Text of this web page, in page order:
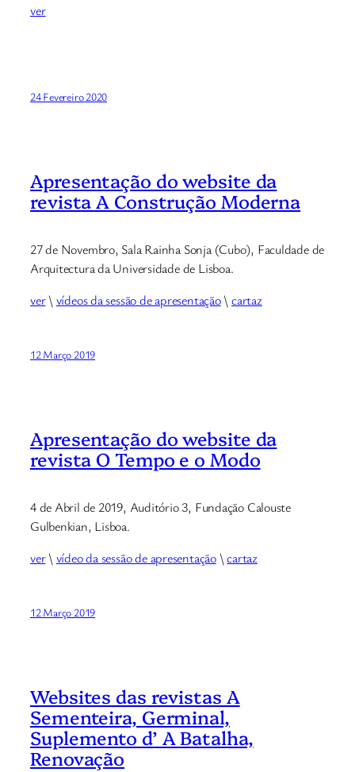
ver
24 Fevereiro 2020
Apresentação do website da
revista A Construção Moderna
27 de Novembro, Sala Rainha Sonja (Cubo), Faculdade de
Arquitectura da Universidade de Lisboa.
ver\ vídeos da sessão de apresentação\ cartaz
12 Março 2019
Apresentação do website da
revista O Tempo e o Modo
4 de Abril de 2019, Auditório 3, Fundação Calouste
Gulbenkian, Lisboa.
ver\ vídeo da sessão de apresentação\cartaz
12 Março 2019
Websites das revistas A
Sementeira, Germinal,
Suplemento d’ A Batalha,
Renovação